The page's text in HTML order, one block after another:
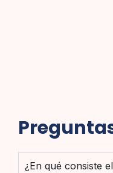
¿En qué consiste